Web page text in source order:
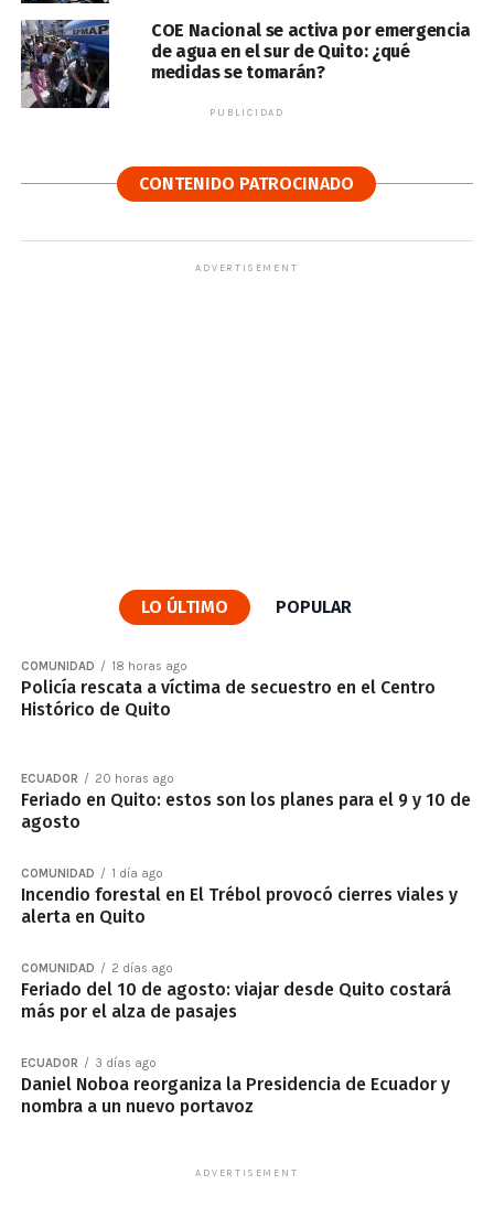
COE Nacional se activa por emergencia
de agua en el sur de Quito: ¿qué
medidas se tomarán?
PUBLICIDAD
CONTENIDO PATROCINADO
ADVERTISEMENT
LO ÚLTIMO POPULAR
COMUNIDAD 18 horas ago
Policía rescata a víctima de secuestro en el Centro
Histórico de Quito
ECUADOR 20 horas ago
Feriado en Quito: estos son los planes para el 9 y 10 de
agosto
COMUNIDAD 1 día ago
Incendio forestal en El Trébol provocó cierres viales y
alerta en Quito
COMUNIDAD 2 días ago
Feriado del 10 de agosto: viajar desde Quito costará
más por el alza de pasajes
ECUADOR 3 días ago
Daniel Noboa reorganiza la Presidencia de Ecuador y
nombra a un nuevo portavoz
ADVERTISEMENT